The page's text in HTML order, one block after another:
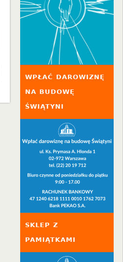
WPŁAĆ DAROWIZNĘ
NA BUDOWĘ
ŚWIĄTYNI
SKLEP Z
PAMIĄTKAMI